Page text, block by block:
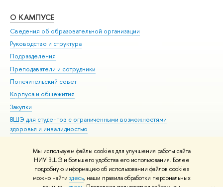
Мы используем файлы cookies для улучшения работы сайта
НИУ ВШЭ и большего удобства его использования. Более
подробную информацию об использовании файлов cookies
можно найти здесь, наши правила обработки персональных
О КАМПУСЕ
Сведения об образовательной организации
Руководство и структура
Подразделения
Преподаватели и сотрудники
Попечительский совет
Корпуса и общежития
Закупки
ВШЭ для студентов с ограниченными возможностями
здоровья и инвалидностью
Единая платежная страница